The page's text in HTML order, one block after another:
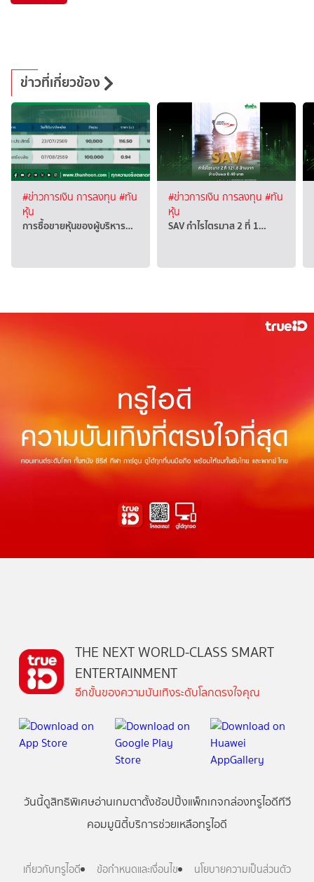
ข่าวที่เกี่ยวข้อง
#ข่าวการเงิน การลงทุน #ทัน
หุ้น
การซื้อขายหุ้นของผู้บริหาร…
#ข่าวการเงิน การลงทุน #ทัน
หุ้น
SAV กำไรไตรมาส 2 ที่ 1…
THE NEXT WORLD-CLASS SMART
ENTERTAINMENT
อีกขั้นของความบันเทิงระดับโลกตรงใจคุณ
วันนี้ดูสิทธิพิเศษอ่านเกมตาตั้งช้อปปิ้งแพ็กเกจกล่องทรูไอดีทีวี
คอมมูนิตี้บริการช่วยเหลือทรูไอดี
เกี่ยวกับทรูไอดี ข้อกำหนดและเงื่อนไข นโยบายความเป็นส่วนตัว